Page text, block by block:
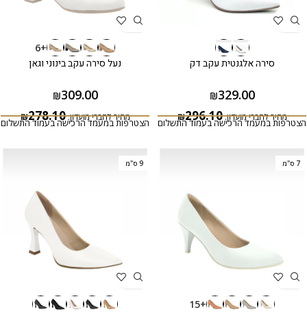
סירה אלגנטית עקב דק
₪329.00
מחיר לחברי מועדון: ₪296.10
הצטרפות במעמד הרכישה בעמוד התשלום
+6
נעל סירה עקב בינוני וגאן
₪309.00
מחיר לחברי מועדון: ₪278.10
הצטרפות במעמד הרכישה בעמוד התשלום
7 ס"מ
+15
9 ס"מ